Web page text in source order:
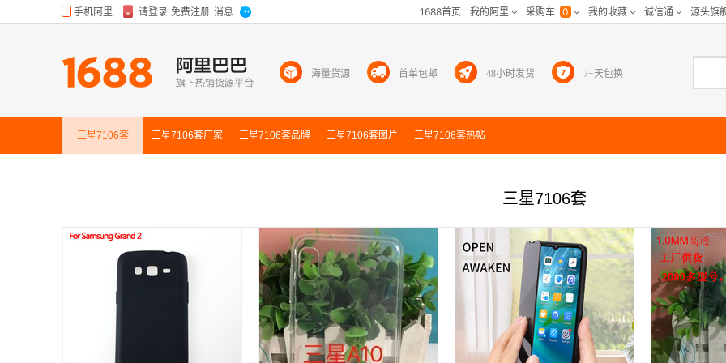
海量货源 首单包邮 48小时发货 7+天包换
三星7106套 三星7106套厂家 三星7106套品牌 三星7106套图片 三星7106套热帖
三星7106套